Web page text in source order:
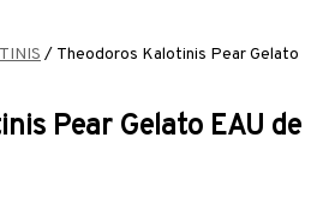
/ Theodoros Kalotinis Pear Gelato
Pear Gelato EAU de